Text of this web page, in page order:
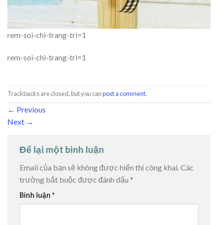
rem-soi-chi-trang-tri=1
rem-soi-chi-trang-tri=1
Trackbacks are closed, but you canpost a comment.
← Previous
Next →
Để lại một bình luận
Email của bạn sẽ không được hiển thị công khai.Các
trường bắt buộc được đánh dấu *
Bình luận *